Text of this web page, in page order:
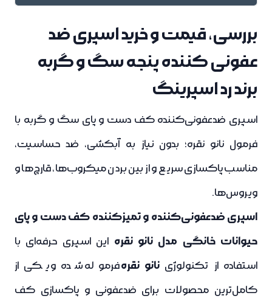
بررسی، قیمت و خرید اسپری ضد
عفونی کننده پنجه سگ و گربه
برند رد اسپرینگ
اسپری ضدعفونی‌کننده کف دست و پای سگ و گربه با
فرمول نانو نقره؛ بدون نیاز به آبکشی، ضد حساسیت،
مناسب پاکسازی سریع و از بین بردن میکروب‌ها، قارچ‌ها و
ویروس‌ها.
اسپری ضدعفونی‌کننده و تمیزکننده کف دست و پای
حیوانات خانگی مدل نانو نقره این اسپری حرفه‌ای با
استفاده از تکنولوژی نانو نقرهفرموله شده و یکی از
کامل‌ترین محصولات برای ضدعفونی و پاکسازی کف